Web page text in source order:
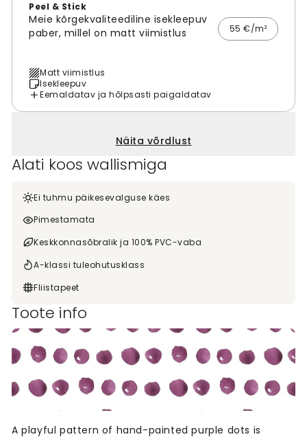
Peel & Stick
Meie kõrgekvaliteediline isekleepuv
paber, millel on matt viimistlus
55 €/m²
Matt viimistlus
Isekleepuv
Eemaldatav ja hõlpsasti paigaldatav
Näita võrdlust
Alati koos wallismiga
Ei tuhmu päikesevalguse käes
Pimestamata
Keskkonnasõbralik ja 100% PVC-vaba
A-klassi tuleohutusklass
Fliistapeet
Toote info
A playful pattern of hand-painted purple dots is